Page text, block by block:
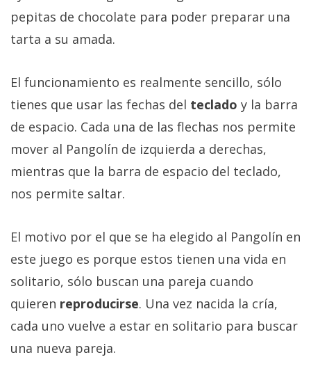
tutoriales.
El Grupo
2026. Algunos
derechos
reservados
pepitas de chocolate para poder preparar una
tarta a su amada.
El funcionamiento es realmente sencillo, sólo
tienes que usar las fechas del teclado y la barra
de espacio. Cada una de las flechas nos permite
mover al Pangolín de izquierda a derechas,
mientras que la barra de espacio del teclado,
nos permite saltar.
El motivo por el que se ha elegido al Pangolín en
este juego es porque estos tienen una vida en
solitario, sólo buscan una pareja cuando
quieren reproducirse. Una vez nacida la cría,
cada uno vuelve a estar en solitario para buscar
una nueva pareja.